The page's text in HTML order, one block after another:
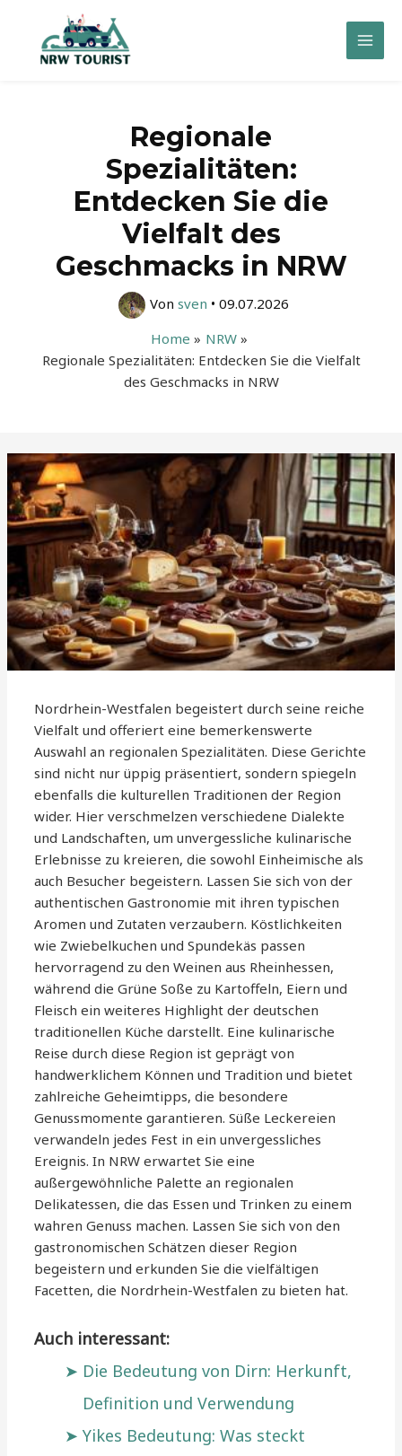
springen
Main
Regionale
Spezialitäten:
Entdecken Sie die
Vielfalt des
Geschmacks in NRW
Von sven • 09.07.2026
Home
NRW
Regionale Spezialitäten: Entdecken Sie die Vielfalt
des Geschmacks in NRW
Nordrhein-Westfalen begeistert durch seine reiche
Vielfalt und offeriert eine bemerkenswerte
Auswahl an regionalen Spezialitäten. Diese Gerichte
sind nicht nur üppig präsentiert, sondern spiegeln
ebenfalls die kulturellen Traditionen der Region
wider. Hier verschmelzen verschiedene Dialekte
und Landschaften, um unvergessliche kulinarische
Erlebnisse zu kreieren, die sowohl Einheimische als
auch Besucher begeistern. Lassen Sie sich von der
authentischen Gastronomie mit ihren typischen
Aromen und Zutaten verzaubern. Köstlichkeiten
wie Zwiebelkuchen und Spundekäs passen
hervorragend zu den Weinen aus Rheinhessen,
während die Grüne Soße zu Kartoffeln, Eiern und
Fleisch ein weiteres Highlight der deutschen
traditionellen Küche darstellt. Eine kulinarische
Reise durch diese Region ist geprägt von
handwerklichem Können und Tradition und bietet
zahlreiche Geheimtipps, die besondere
Genussmomente garantieren. Süße Leckereien
verwandeln jedes Fest in ein unvergessliches
Ereignis. In NRW erwartet Sie eine
außergewöhnliche Palette an regionalen
Delikatessen, die das Essen und Trinken zu einem
wahren Genuss machen. Lassen Sie sich von den
gastronomischen Schätzen dieser Region
begeistern und erkunden Sie die vielfältigen
Facetten, die Nordrhein-Westfalen zu bieten hat.
Auch interessant:
Die Bedeutung von Dirn: Herkunft,
Definition und Verwendung
Yikes Bedeutung: Was steckt